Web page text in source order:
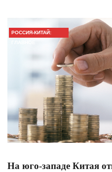
РОССИЯ-КИТАЙ:
На юго-западе Китая